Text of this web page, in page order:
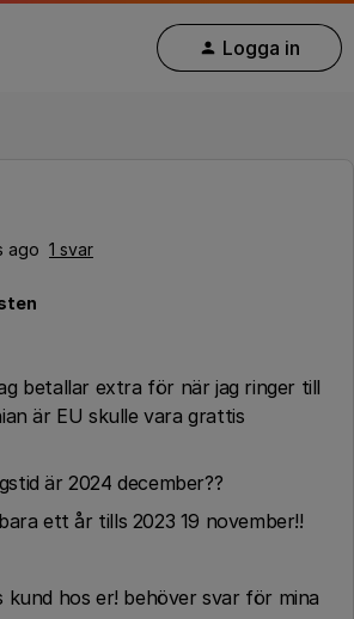
Logga in
ago 1 svar
betallar extra för när jag ringer till
är EU skulle vara grattis
är 2024 december??
ett år tills 2023 19 november!!
kund hos er! behöver svar för mina